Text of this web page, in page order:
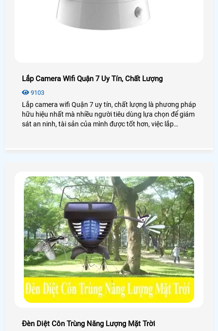
Lắp Camera Wifi Quận 7 Uy Tín, Chất Lượng
9103
Lắp camera wifi Quận 7 uy tín, chất lượng là phương pháp
hữu hiệu nhất mà nhiều người tiêu dùng lựa chọn để giám
sát an ninh, tài sản của mình được tốt hơn, việc lắp
Đèn Diệt Côn Trùng Năng Lượng Mặt Trời